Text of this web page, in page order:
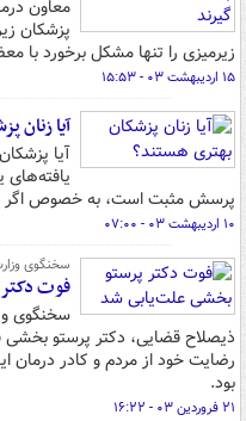
معاون
زیرمیزی را تنها مشکل برخورد با
۱۵ اردیبهشت ۰۳ - ۱۵:۵۳
آیا زنان
آیا
پرسش مثبت است، به خصوص اگر
۱۰ اردیبهشت ۰۳ - ۰۷:۰۰
سخنگوی
فوت
سخنگوی
ذیصلاح قضایی، دکتر پرستو
رضایت خود از مردم و کادر درمان
بود.
۲۱ فروردین ۰۳ - ۱۶:۲۲